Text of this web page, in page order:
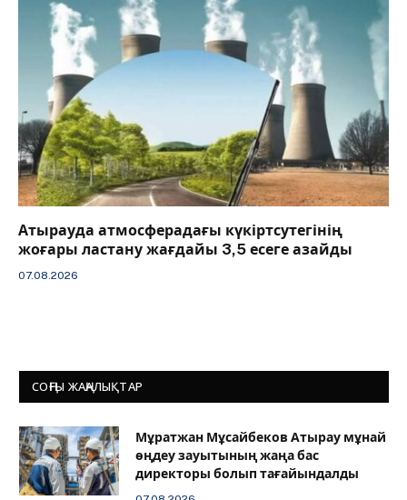
Атырауда атмосферадағы күкіртсутегінің
жоғары ластану жағдайы 3,5 есеге азайды
07.08.2026
СОҢҒЫ ЖАҢАЛЫҚТАР
Мұратжан Мұсайбеков Атырау мұнай
өңдеу зауытының жаңа бас
директоры болып тағайындалды